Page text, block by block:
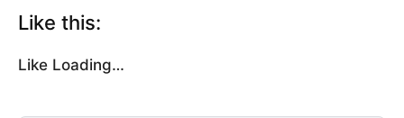
Like this:
Like Loading…